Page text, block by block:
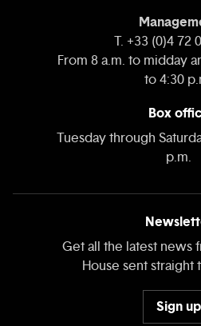
T. +33 (0)4 72
From 8 a.m. to midday
to 4:30
Box
Tuesday through
p.m.
Get all the latest news
House sent
Sign up